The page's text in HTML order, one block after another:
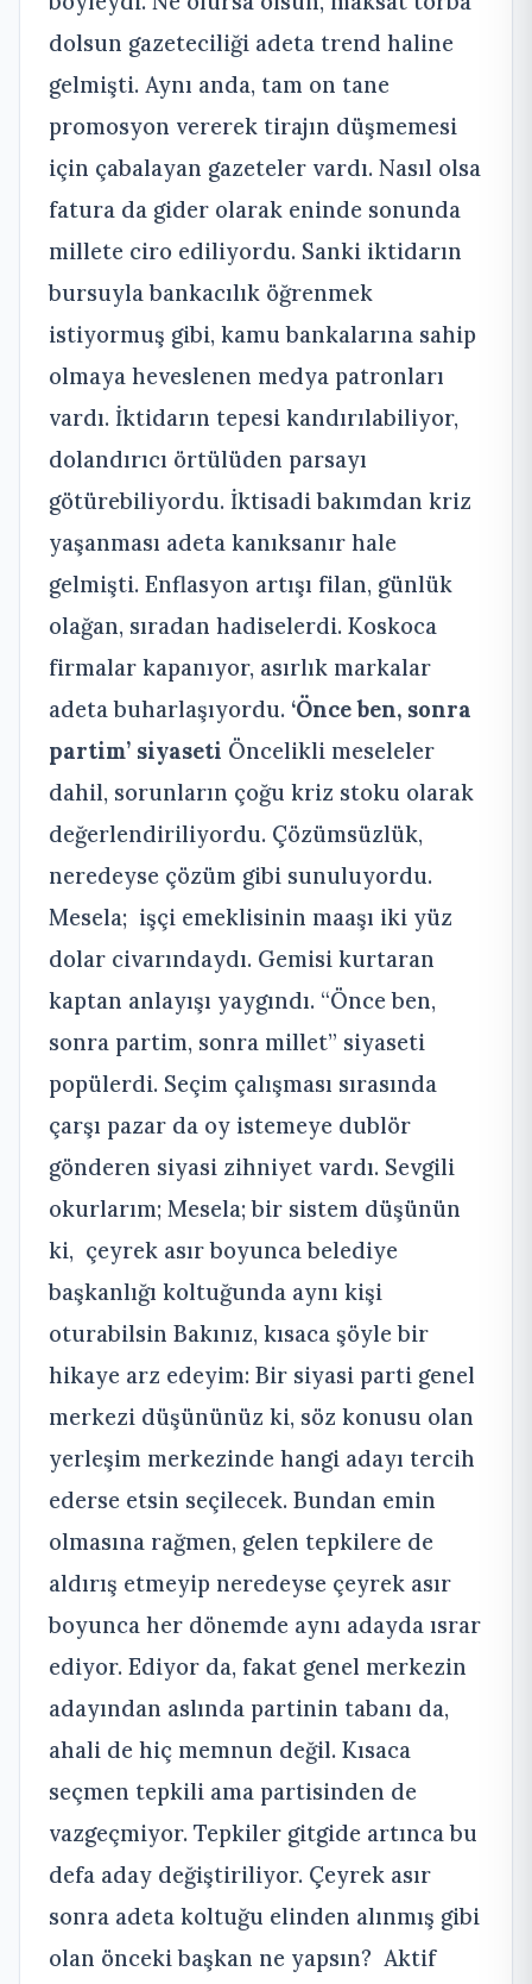
dolsun gazeteciliği adeta trend haline
gelmişti. Aynı anda, tam on tane
promosyon vererek tirajın düşmemesi
için çabalayan gazeteler vardı. Nasıl olsa
fatura da gider olarak eninde sonunda
millete ciro ediliyordu. Sanki iktidarın
bursuyla bankacılık öğrenmek
istiyormuş gibi, kamu bankalarına sahip
olmaya heveslenen medya patronları
vardı. İktidarın tepesi kandırılabiliyor,
dolandırıcı örtülüden parsayı
götürebiliyordu. İktisadi bakımdan kriz
yaşanması adeta kanıksanır hale
gelmişti. Enflasyon artışı filan, günlük
olağan, sıradan hadiselerdi. Koskoca
firmalar kapanıyor, asırlık markalar
adeta buharlaşıyordu. ‘Önce ben, sonra
partim’ siyaseti Öncelikli meseleler
dahil, sorunların çoğu kriz stoku olarak
değerlendiriliyordu. Çözümsüzlük,
neredeyse çözüm gibi sunuluyordu.
Mesela; işçi emeklisinin maaşı iki yüz
dolar civarındaydı. Gemisi kurtaran
kaptan anlayışı yaygındı. “Önce ben,
sonra partim, sonra millet” siyaseti
popülerdi. Seçim çalışması sırasında
çarşı pazar da oy istemeye dublör
gönderen siyasi zihniyet vardı. Sevgili
okurlarım; Mesela; bir sistem düşünün
ki, çeyrek asır boyunca belediye
başkanlığı koltuğunda aynı kişi
oturabilsin Bakınız, kısaca şöyle bir
hikaye arz edeyim: Bir siyasi parti genel
merkezi düşününüz ki, söz konusu olan
yerleşim merkezinde hangi adayı tercih
ederse etsin seçilecek. Bundan emin
olmasına rağmen, gelen tepkilere de
aldırış etmeyip neredeyse çeyrek asır
boyunca her dönemde aynı adayda ısrar
ediyor. Ediyor da, fakat genel merkezin
adayından aslında partinin tabanı da,
ahali de hiç memnun değil. Kısaca
seçmen tepkili ama partisinden de
vazgeçmiyor. Tepkiler gitgide artınca bu
defa aday değiştiriliyor. Çeyrek asır
sonra adeta koltuğu elinden alınmış gibi
olan önceki başkan ne yapsın? Aktif